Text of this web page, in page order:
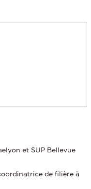
et SUP Bellevue
de filière à